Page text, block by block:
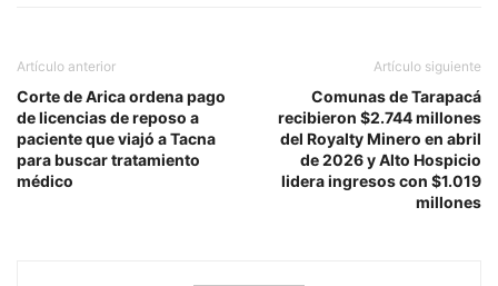
Artículo anterior
Corte de Arica ordena pago
de licencias de reposo a
paciente que viajó a Tacna
para buscar tratamiento
médico
Artículo siguiente
Comunas de Tarapacá
recibieron $2.744 millones
del Royalty Minero en abril
de 2026 y Alto Hospicio
lidera ingresos con $1.019
millones